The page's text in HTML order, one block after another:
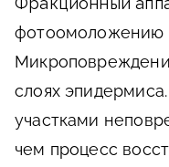
фотоомоложению
слоях
участками
чем процесс